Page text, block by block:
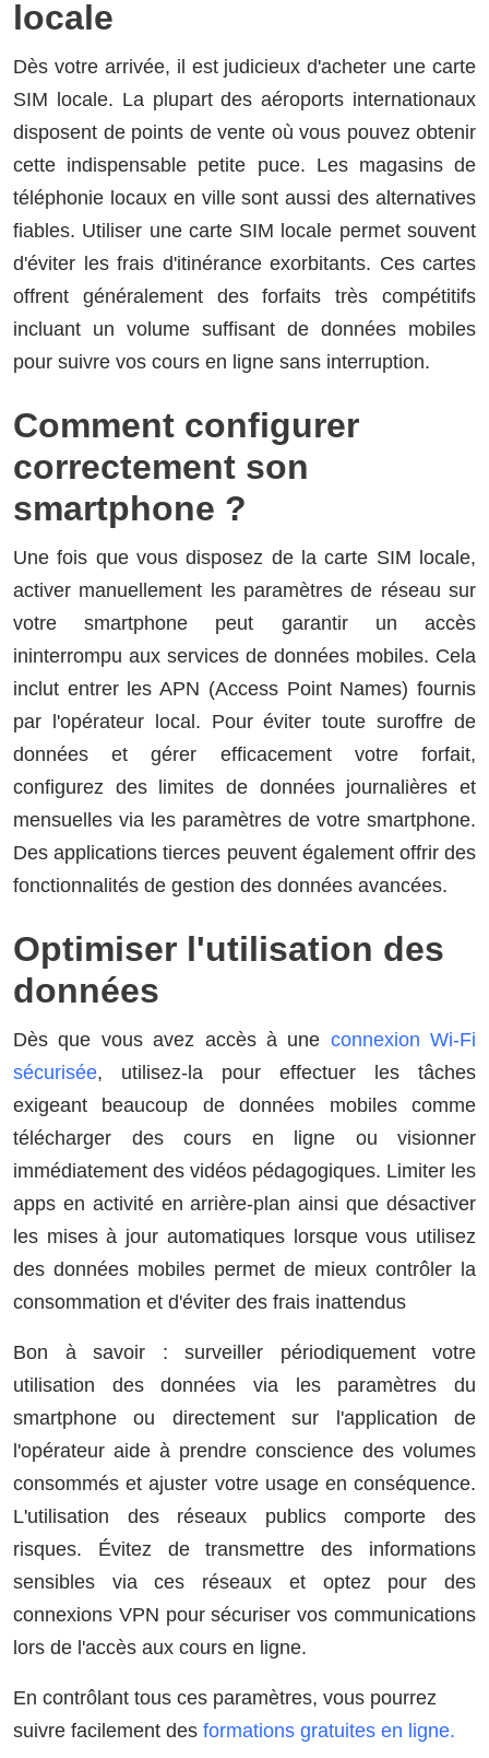
locale
Dès votre arrivée, il est judicieux d'acheter une carte
SIM locale. La plupart des aéroports internationaux
disposent de points de vente où vous pouvez obtenir
cette indispensable petite puce. Les magasins de
téléphonie locaux en ville sont aussi des alternatives
fiables. Utiliser une carte SIM locale permet souvent
d'éviter les frais d'itinérance exorbitants. Ces cartes
offrent généralement des forfaits très compétitifs
incluant un volume suffisant de données mobiles
pour suivre vos cours en ligne sans interruption.
Comment configurer
correctement son
smartphone ?
Une fois que vous disposez de la carte SIM locale,
activer manuellement les paramètres de réseau sur
votre smartphone peut garantir un accès
ininterrompu aux services de données mobiles. Cela
inclut entrer les APN (Access Point Names) fournis
par l'opérateur local. Pour éviter toute suroffre de
données et gérer efficacement votre forfait,
configurez des limites de données journalières et
mensuelles via les paramètres de votre smartphone.
Des applications tierces peuvent également offrir des
fonctionnalités de gestion des données avancées.
Optimiser l'utilisation des
données
Dès que vous avez accès à une connexion Wi-Fi
sécurisée, utilisez-la pour effectuer les tâches
exigeant beaucoup de données mobiles comme
télécharger des cours en ligne ou visionner
immédiatement des vidéos pédagogiques. Limiter les
apps en activité en arrière-plan ainsi que désactiver
les mises à jour automatiques lorsque vous utilisez
des données mobiles permet de mieux contrôler la
consommation et d'éviter des frais inattendus
Bon à savoir : surveiller périodiquement votre
utilisation des données via les paramètres du
smartphone ou directement sur l'application de
l'opérateur aide à prendre conscience des volumes
consommés et ajuster votre usage en conséquence.
L'utilisation des réseaux publics comporte des
risques. Évitez de transmettre des informations
sensibles via ces réseaux et optez pour des
connexions VPN pour sécuriser vos communications
lors de l'accès aux cours en ligne.
En contrôlant tous ces paramètres, vous pourrez
suivre facilement des formations gratuites en ligne.